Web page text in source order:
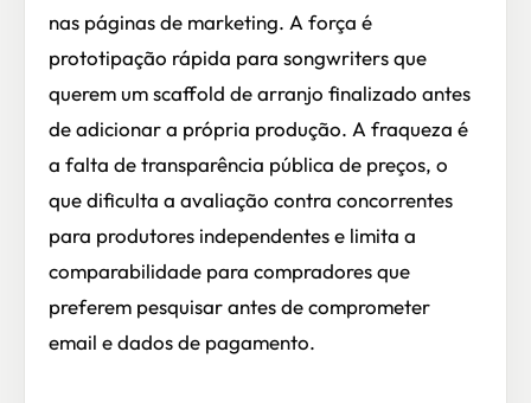
nas páginas de marketing. A força é
prototipação rápida para songwriters que
querem um scaffold de arranjo finalizado antes
de adicionar a própria produção. A fraqueza é
a falta de transparência pública de preços, o
que dificulta a avaliação contra concorrentes
para produtores independentes e limita a
comparabilidade para compradores que
preferem pesquisar antes de comprometer
email e dados de pagamento.